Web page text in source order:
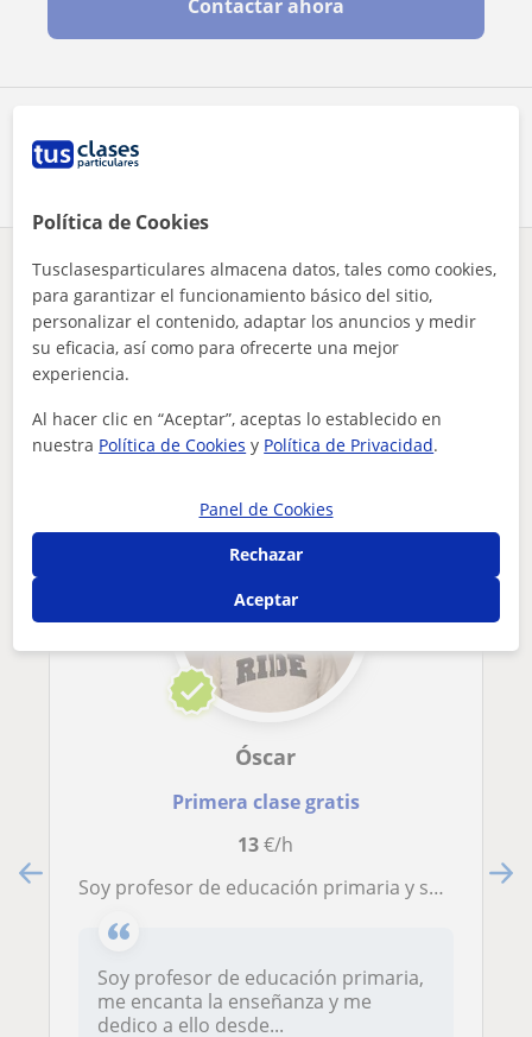
Contactar ahora
¿Hay algún error en este perfil?Cuéntanos
Tus clases particulares Primaria Asturias
Gijón
soy amable y me encantan los niños. titulada en bachiller e ...
Otros profesores de Primaria en Gijón
que pueden interesarte
Óscar
Primera clase gratis
13€/h
Soy profesor de educación primaria y secundaria, me encanta la enseñanza y me dedico a ello desde hace 10 años. Para todas las asignaturas: mates, física, química, inglés
Soy profesor de educación primaria,
me encanta la enseñanza y me
dedico a ello desde...
Política de Cookies
Tusclasesparticulares almacena datos, tales como cookies,
para garantizar el funcionamiento básico del sitio,
personalizar el contenido, adaptar los anuncios y medir
su eficacia, así como para ofrecerte una mejor
experiencia.
Al hacer clic en “Aceptar”, aceptas lo establecido en
nuestra Política de Cookies y Política de Privacidad.
Panel de Cookies
Rechazar
Aceptar